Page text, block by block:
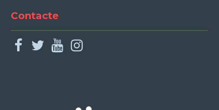
Contacte
facebook
twitteryoutube